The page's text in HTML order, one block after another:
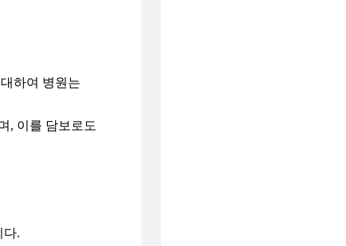
하여 병원는
, 이를 담보로도
다.